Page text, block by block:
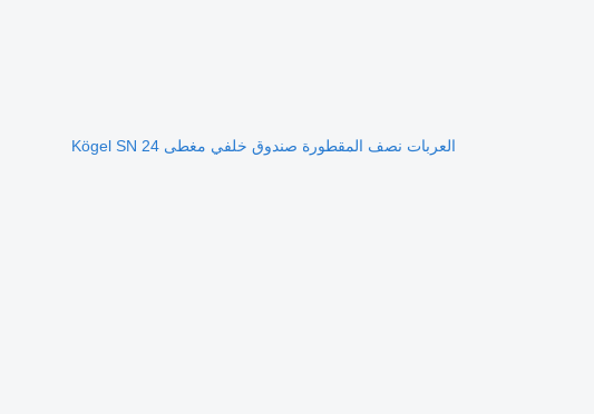
العربات نصف المقطورة صندوق خلفي مغطى Kögel SN 24